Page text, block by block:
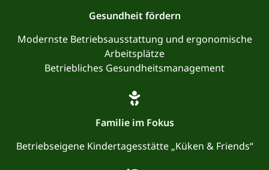
Gesundheit fördern
Modernste Betriebsausstattung und ergonomische
Arbeitsplätze
Betriebliches Gesundheitsmanagement
Familie im Fokus
Betriebseigene Kindertagesstätte „Küken & Friends“